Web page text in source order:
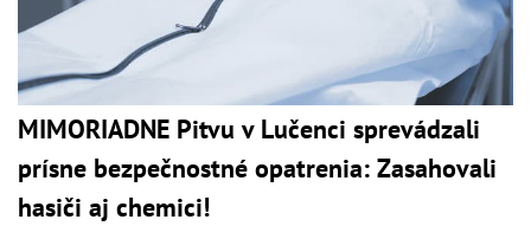
MIMORIADNE Pitvu v Lučenci sprevádzali
prísne bezpečnostné opatrenia: Zasahovali
hasiči aj chemici!